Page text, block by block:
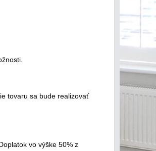
tovaru sa bude realizovať
vo výške 50% z